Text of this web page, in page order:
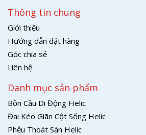
Thông tin chung
Giới thiệu
Hướng dẫn đặt hàng
Góc chia sẻ
Liên hệ
Danh mục sản phẩm
Bồn Cầu Di Động Helic
Đai Kéo Giãn Cột Sống Helic
Phễu Thoát Sàn Helic